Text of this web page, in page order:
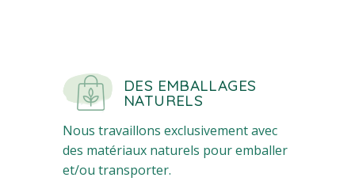
DES EMBALLAGES
NATURELS
Nous travaillons exclusivement avec
des matériaux naturels pour emballer
et/ou transporter.